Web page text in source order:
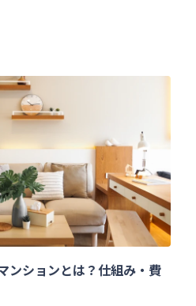
ンションとは？仕組み・費